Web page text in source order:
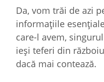
Da, vom trăi de azi
informaţiile
care-l avem,
ieşi teferi din
dacă mai contează.